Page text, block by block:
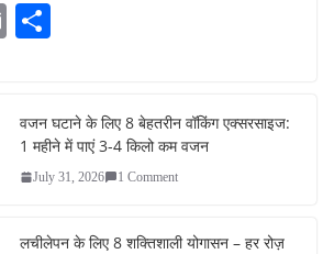
E
वजन घटाने के लिए 8 बेहतरीन वॉकिंग एक्सरसाइज:
1 महीने में पाएं 3-4 किलो कम वजन
July 31, 2026 1 Comment
लचीलेपन के लिए 8 शक्तिशाली योगासन – हर रोज़